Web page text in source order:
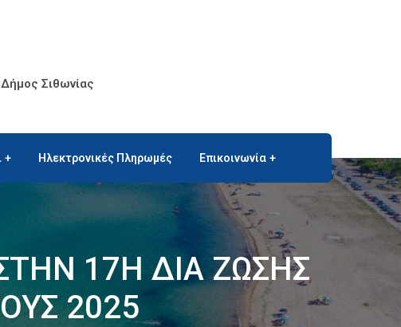
Σιθωνίας
Ηλεκτρονικές Πληρωμές Επικοινωνία
17Η ΔΙΑ ΖΩΣΗΣ
2025